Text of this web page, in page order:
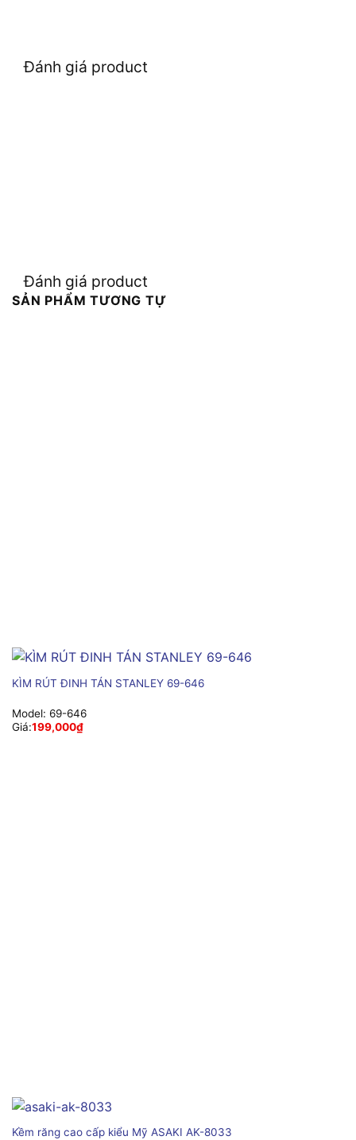
Đánh giá product
Đánh giá product
SẢN PHẨM TƯƠNG TỰ
KÌM RÚT ĐINH TÁN STANLEY 69-646
Model: 69-646
Giá:199,000₫
Kềm răng cao cấp kiểu Mỹ ASAKI AK-8033